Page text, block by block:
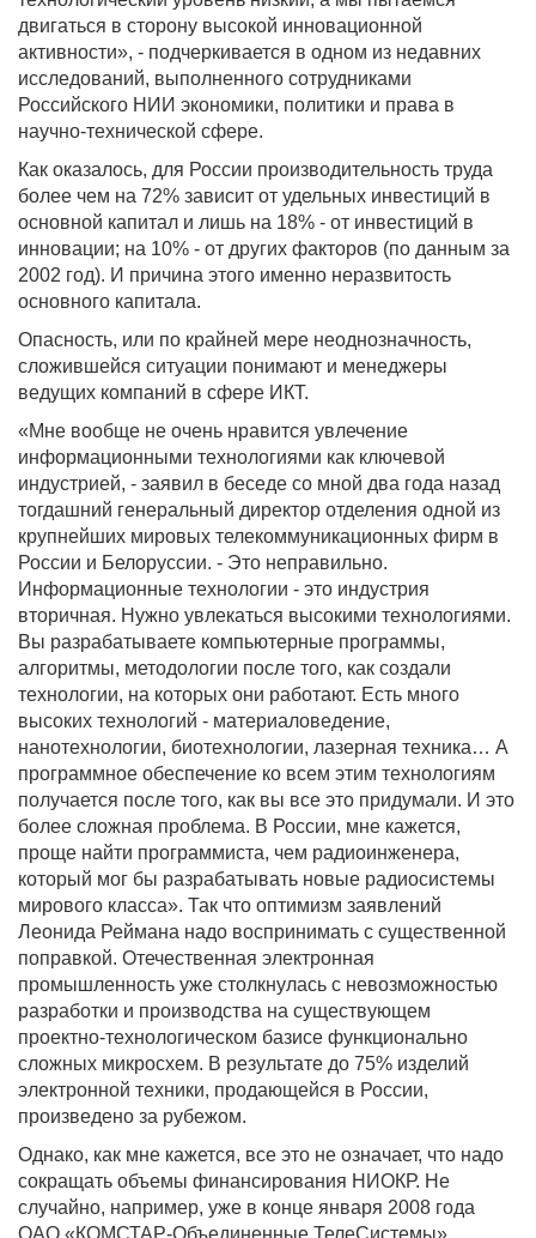
двигаться в сторону высокой инновационной
активности», - подчеркивается в одном из недавних
исследований, выполненного сотрудниками
Российского НИИ экономики, политики и права в
научно-технической сфере.
Как оказалось, для России производительность труда
более чем на 72% зависит от удельных инвестиций в
основной капитал и лишь на 18% - от инвестиций в
инновации; на 10% - от других факторов (по данным за
2002 год). И причина этого именно неразвитость
основного капитала.
Опасность, или по крайней мере неоднозначность,
сложившейся ситуации понимают и менеджеры
ведущих компаний в сфере ИКТ.
«Мне вообще не очень нравится увлечение
информационными технологиями как ключевой
индустрией, - заявил в беседе со мной два года назад
тогдашний генеральный директор отделения одной из
крупнейших мировых телекоммуникационных фирм в
России и Белоруссии. - Это неправильно.
Информационные технологии - это индустрия
вторичная. Нужно увлекаться высокими технологиями.
Вы разрабатываете компьютерные программы,
алгоритмы, методологии после того, как создали
технологии, на которых они работают. Есть много
высоких технологий - материаловедение,
нанотехнологии, биотехнологии, лазерная техника… А
программное обеспечение ко всем этим технологиям
получается после того, как вы все это придумали. И это
более сложная проблема. В России, мне кажется,
проще найти программиста, чем радиоинженера,
который мог бы разрабатывать новые радиосистемы
мирового класса». Так что оптимизм заявлений
Леонида Реймана надо воспринимать с существенной
поправкой. Отечественная электронная
промышленность уже столкнулась с невозможностью
разработки и производства на существующем
проектно-технологическом базисе функционально
сложных микросхем. В результате до 75% изделий
электронной техники, продающейся в России,
произведено за рубежом.
Однако, как мне кажется, все это не означает, что надо
сокращать объемы финансирования НИОКР. Не
случайно, например, уже в конце января 2008 года
ОАО «КОМСТАР-Объединенные ТелеСистемы»,